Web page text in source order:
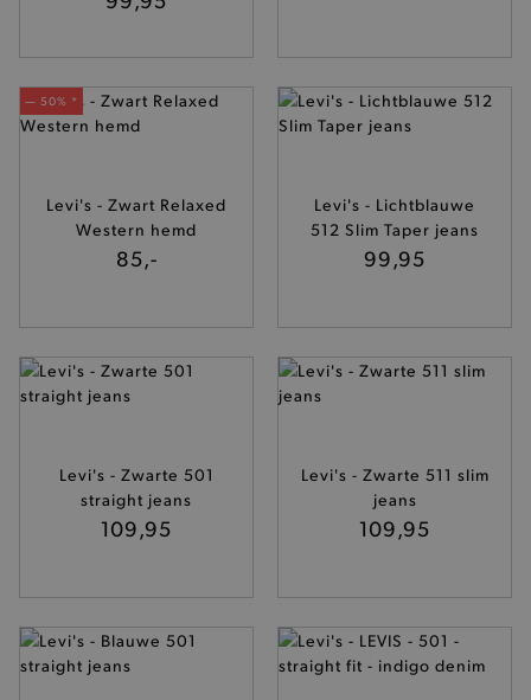
— 50% *
Levi's - Zwart Relaxed
Western hemd
85,-
Levi's - Lichtblauwe
512 Slim Taper jeans
99,95
Levi's - Zwarte 501
straight jeans
109,95
Levi's - Zwarte 511 slim
jeans
109,95